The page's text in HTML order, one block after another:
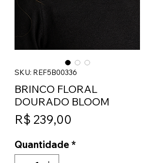
SKU: REF5B00336
BRINCO FLORAL
DOURADO BLOOM
R$ 239,00
Quantidade *